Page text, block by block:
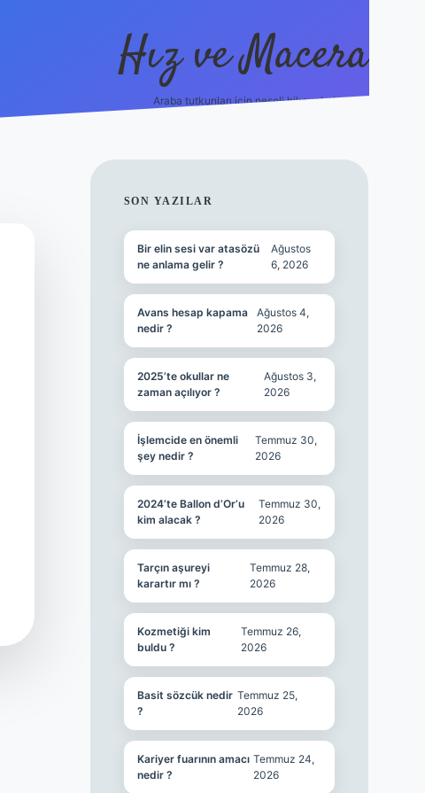
Hız ve Macera
Araba tutkunları için neşeli hikayeler!
SIDEBAR
SON YAZILAR
Bir elin sesi var atasözü
ne anlama gelir ?
Ağustos
6, 2026
Avans hesap kapama
nedir ?
Ağustos 4,
2026
2025’te okullar ne
zaman açılıyor ?
Ağustos 3,
2026
İşlemcide en önemli
şey nedir ?
Temmuz 30,
2026
2024’te Ballon d’Or’u
kim alacak ?
Temmuz 30,
2026
Tarçın aşureyi
karartır mı ?
Temmuz 28,
2026
Kozmetiği kim
buldu ?
Temmuz 26,
2026
Basit sözcük nedir
?
Temmuz 25,
2026
Kariyer fuarının amacı
nedir ?
Temmuz 24,
2026
hiltonbet güncel giriş